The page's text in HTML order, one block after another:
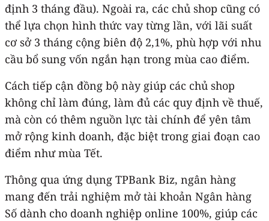
định 3 tháng đầu). Ngoài ra, các chủ shop cũng có
thể lựa chọn hình thức vay từng lần, với lãi suất
cơ sở 3 tháng cộng biên độ 2,1%, phù hợp với nhu
cầu bổ sung vốn ngắn hạn trong mùa cao điểm.
Cách tiếp cận đồng bộ này giúp các chủ shop
không chỉ làm đúng, làm đủ các quy định về thuế,
mà còn có thêm nguồn lực tài chính để yên tâm
mở rộng kinh doanh, đặc biệt trong giai đoạn cao
điểm như mùa Tết.
Thông qua ứng dụng TPBank Biz, ngân hàng
mang đến trải nghiệm mở tài khoản Ngân hàng
Số dành cho doanh nghiệp online 100%, giúp các